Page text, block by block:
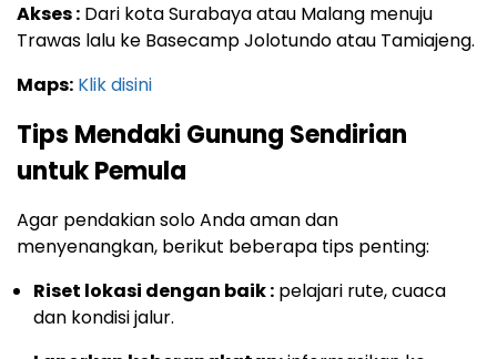
Akses : Dari kota Surabaya atau Malang menuju
Trawas lalu ke Basecamp Jolotundo atau Tamiajeng.
Maps: Klik disini
Tips Mendaki Gunung Sendirian
untuk Pemula
Agar pendakian solo Anda aman dan
menyenangkan, berikut beberapa tips penting:
Riset lokasi dengan baik : pelajari rute, cuaca
dan kondisi jalur.